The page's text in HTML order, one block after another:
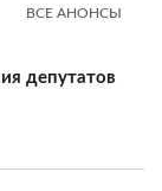
ВСЕ АНОНСЫ
депутатов